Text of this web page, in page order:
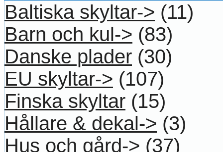
Baltiska skyltar-> (11)
Barn och kul-> (83)
Danske plader (30)
EU skyltar-> (107)
Finska skyltar (15)
Hållare & dekal-> (3)
Hus och gård-> (37)